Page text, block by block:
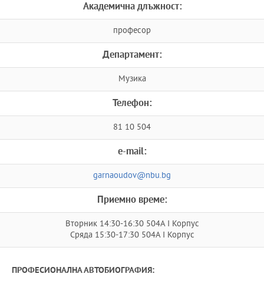
Академична длъжност:
професор
Департамент:
Музика
Телефон:
81 10 504
e-mail:
garnaoudov@nbu.bg
Приемно време:
Вторник 14:30-16:30 504А I Корпус
Сряда 15:30-17:30 504А I Корпус
ПРОФЕСИОНАЛНА АВТОБИОГРАФИЯ: